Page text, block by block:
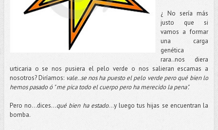
¿ No sería más
justo que si
vamos a formar
una carga
genética
rara..nos diera
urticaria o se nos pusiera el pelo verde o nos salieran escamas a
nosotros? Diríamos: vale..se nos ha puesto el pelo verde pero qué bien lo
hemos pasado ó " me pica todo el cuerpo pero ha merecido la pena".
Pero no...dices...qué bien ha estado...y luego tus hijas se encuentran la
bomba.